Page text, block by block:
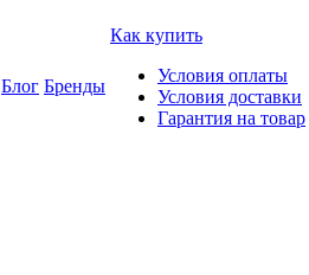
Блог Бренды
Как купить
Условия оплаты
Условия доставки
Гарантия на товар